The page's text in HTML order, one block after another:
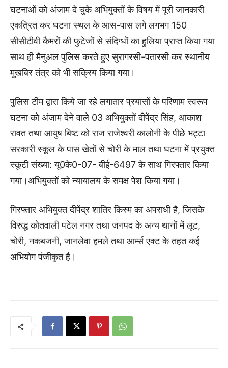
घटनाओं को अंजाम दे चुके अभियुक्तों के विषय में पूरी जानकारी
एकत्रित कर घटना स्थल के आस-पास लगे लगभग 150
सीसीटीवी कैमरों की फुटेजों से संदिग्धों का हुलिया प्राप्त किया गया
साथ ही मैनुअल पुलिस करते हुए सुरागरसी-पतारसी कर स्थानीय
मुखबिर तंत्र को भी सक्रिय किया गया।
पुलिस टीम द्वारा किये जा रहे लगातार प्रयासों के परिणाम स्वरूप
घटना को अंजाम देने वाले 03 अभियुक्तों दीपेंद्र सिंह, आकाश
रावत तथा आयुष बिष्ट को राज राजेश्वरी कालोनी के पीछे भट्टा
सरकारी स्कूल के पास खेतों से चोरी के माल तथा घटना में प्रयुक्त
स्कूटी संख्या: यू0के0-07- बीई-6497 के साथ गिरफ्तार किया
गया।अभियुक्तों को न्यायालय के समक्ष पेश किया गया।
गिरफ्तार अभियुक्त दीपेंद्र शातिर किस्म का अपराधी है, जिसके
विरुद्ध कोतवाली पटेल नगर तथा जनपद के अन्य थानों में लूट,
चोरी, नकबजनी, जानलेवा हमले तथा आर्म्स एक्ट के तहत कई
अभियोग पंजीकृत है।